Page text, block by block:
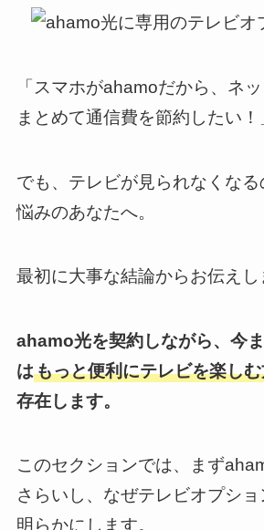
「スマホがahamoだから、ネ
まとめて通信費を節約したい！
でも、テレビが見られなくな
悩みのあなたへ。
最初に大事な結論からお伝えし
ahamo光を契約しながら、今
はもっと便利にテレビを楽し
存在します。
このセクションでは、まず
さらいし、なぜテレビオプシ
明らかにします。